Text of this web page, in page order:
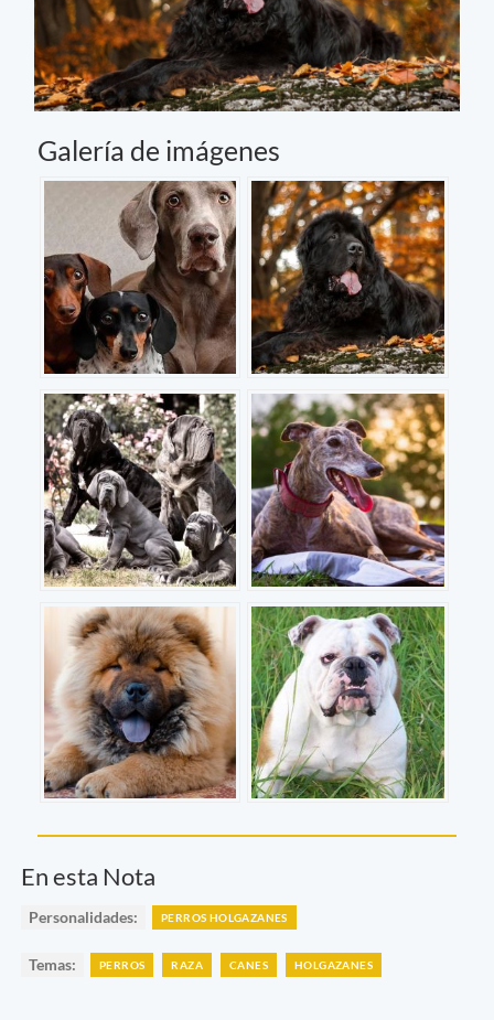
Galería de imágenes
En esta Nota
Personalidades: PERROS HOLGAZANES
Temas: PERROS RAZA CANES HOLGAZANES